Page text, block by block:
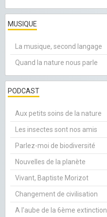
MUSIQUE
La musique, second langage
Quand la nature nous parle
PODCAST
Aux petits soins de la nature
Les insectes sont nos amis
Parlez-moi de biodiversité
Nouvelles de la planète
Vivant, Baptiste Morizot
Changement de civilisation
A l'aube de la 6ème extinction